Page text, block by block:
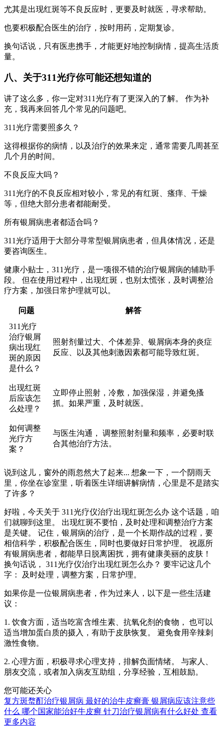
尤其是出现红斑等不良反应时，更要及时就医，寻求帮助。
也要积极配合医生的治疗，按时用药，定期复诊。
换句话说，只有医患携手，才能更好地控制病情，提高生活质
量。
八、关于311光疗你可能还想知道的
讲了这么多，你一定对311光疗有了更深入的了解。 作为补
充，我再来回答几个常见的问题吧。
311光疗需要照多久？
这得根据你的病情，以及治疗的效果来定，通常需要几周甚至
几个月的时间。
不良反应大吗？
311光疗的不良反应相对较小，常见的有红斑、瘙痒、干燥
等，但绝大部分患者都能耐受。
所有银屑病患者都适合吗？
311光疗适用于大部分寻常型银屑病患者，但具体情况，还是
要咨询医生。
健康小贴士，311光疗，是一项很不错的治疗银屑病的辅助手
段。 但在使用过程中，出现红斑，也别太慌张，及时调整治
疗方案，加强日常护理就可以。
问题
解答
311光疗
治疗银屑
病出现红
斑的原因
是什么？
照射剂量过大、个体差异、银屑病本身的炎症
反应、以及其他刺激因素都可能导致红斑。
出现红斑
后应该怎
么处理？
立即停止照射，冷敷，加强保湿，并避免搔
抓。如果严重，及时就医。
如何调整
光疗方
案？
与医生沟通， 调整照射剂量和频率，必要时联
合其他治疗方法。
说到这儿，窗外的雨忽然大了起来... 想象一下，一个阴雨天
里，你坐在诊室里，听着医生详细讲解病情，心里是不是踏实
了许多？
好啦，今天关于 311光疗仪治疗出现红斑怎么办 这个话题，咱
们就聊到这里。 出现红斑不要怕，及时处理和调整治疗方案
是关键。 记住，银屑病的治疗，是一个长期作战的过程，要
相信科学，积极配合医生，同时也要做好日常护理。 祝愿所
有银屑病患者，都能早日脱离困扰，拥有健康美丽的皮肤！
换句话说， 311光疗仪治疗出现红斑怎么办？ 要牢记这几个
字： 及时处理，调整方案，日常护理。
如果你是一位银屑病患者，作为过来人，以下是一些生活建
议：
1. 饮食方面，适当吃富含维生素、抗氧化剂的食物， 也可以
适当增加蛋白质的摄入，有助于皮肤恢复。 避免食用辛辣刺
激性食物。
2. 心理方面，积极寻求心理支持，排解负面情绪。 与家人、
朋友交流，或者加入病友互助组，分享经验，互相鼓励。
您可能还关心
复方斑蝥酊治疗银屑病 最好的治牛皮癣膏 银屑病应该注意些
什么 哪个国家能治好牛皮癣 针刀治疗银屑病有什么好处 查看
更多内容